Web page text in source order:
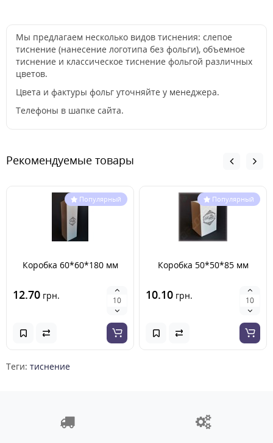
Мы предлагаем несколько видов тиснения: слепое
тиснение (нанесение логотипа без фольги), объемное
тиснение и классическое тиснение фольгой различных
цветов.
Цвета и фактуры фольг уточняйте у менеджера.
Телефоны в шапке сайта.
Рекомендуемые товары
Популярный
Коробка 60*60*180 мм
12.70 грн.
Популярный
Коробка 50*50*85 мм
10.10 грн.
Теги: тиснение